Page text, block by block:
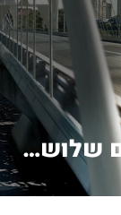
רכב לא מניע, לפני שבועיים שלושה קרתה ...